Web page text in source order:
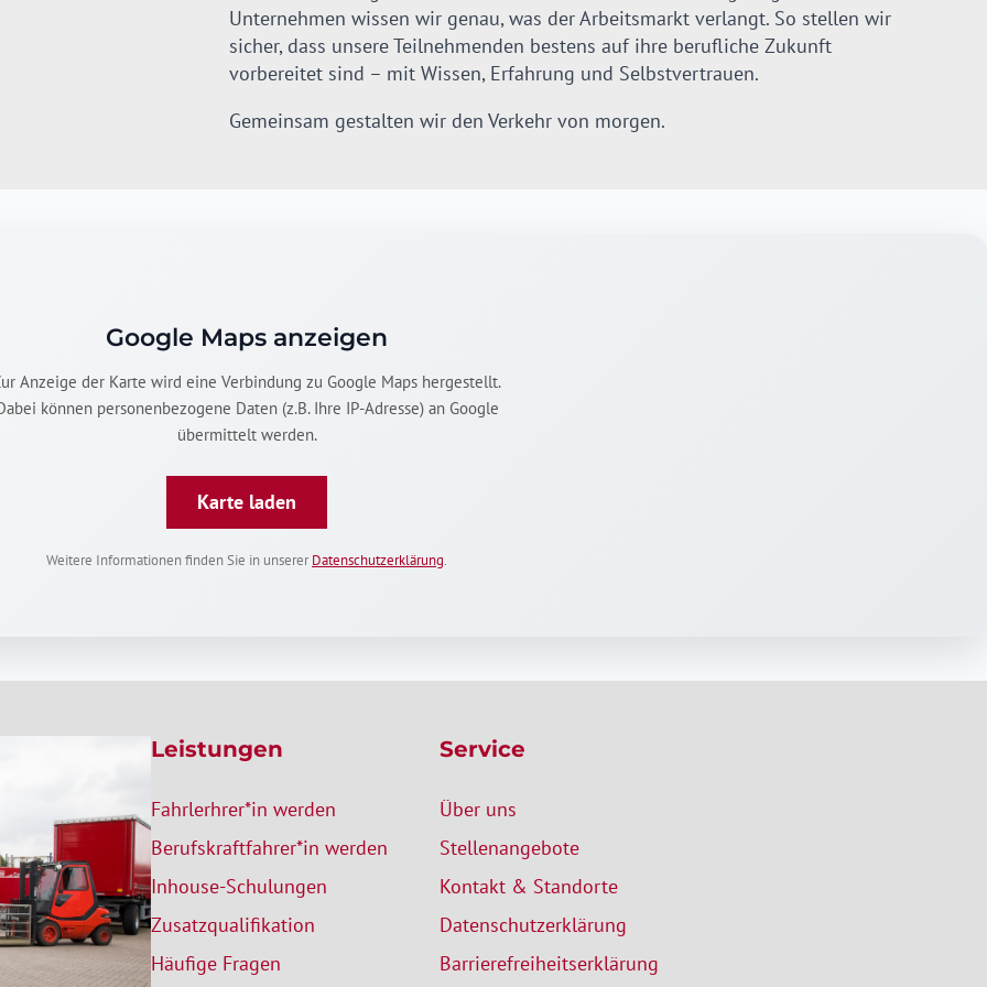
Unternehmen wissen wir genau, was der Arbeitsmarkt verlangt. So stellen wir
sicher, dass unsere Teilnehmenden bestens auf ihre berufliche Zukunft
vorbereitet sind – mit Wissen, Erfahrung und Selbstvertrauen.
Gemeinsam gestalten wir den Verkehr von morgen.
Google Maps anzeigen
Anzeige der Karte wird eine Verbindung zu Google Maps hergestellt.
können personenbezogene Daten (z.B. Ihre IP-Adresse) an Google
übermittelt werden.
Karte laden
Weitere Informationen finden Sie in unsererDatenschutzerklärung.
Leistungen
Fahrlerhrer*in werden
Berufskraftfahrer*in werden
Inhouse-Schulungen
Zusatzqualifikation
Häufige Fragen
Service
Über uns
Stellenangebote
Kontakt & Standorte
Datenschutzerklärung
Barrierefreiheitserklärung